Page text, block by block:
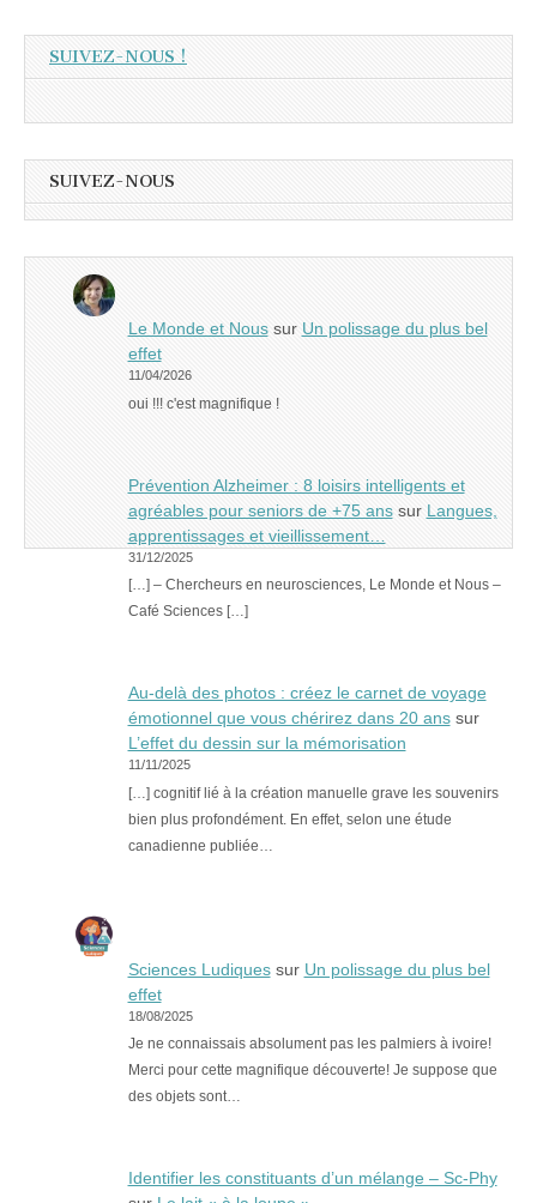
SUIVEZ-NOUS !
SUIVEZ-NOUS
Le Monde et Noussur Un polissage du plus bel
effet
11/04/2026
oui !!! c'est magnifique !
Prévention Alzheimer : 8 loisirs intelligents et
agréables pour seniors de +75 anssur Langues,
apprentissages et vieillissement…
31/12/2025
[…] – Chercheurs en neurosciences, Le Monde et Nous –
Café Sciences […]
Au-delà des photos : créez le carnet de voyage
émotionnel que vous chérirez dans 20 anssur
L’effet du dessin sur la mémorisation
11/11/2025
[…] cognitif lié à la création manuelle grave les souvenirs
bien plus profondément. En effet, selon une étude
canadienne publiée…
Sciences Ludiquessur Un polissage du plus bel
effet
18/08/2025
Je ne connaissais absolument pas les palmiers à ivoire!
Merci pour cette magnifique découverte! Je suppose que
des objets sont…
Identifier les constituants d’un mélange – Sc-Phy